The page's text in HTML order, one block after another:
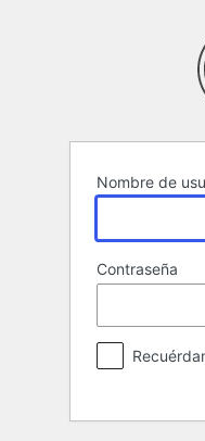
Nombre de
Contraseña